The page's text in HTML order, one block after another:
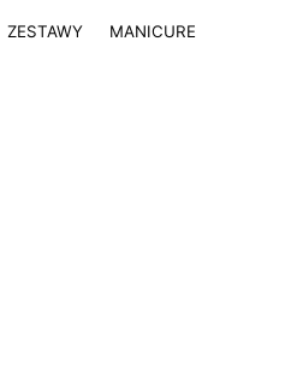
ZESTAWY MANICURE